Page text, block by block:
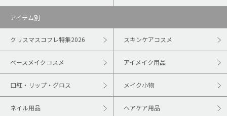
アイテム別
クリスマスコフレ特集2026 スキンケアコスメ
ベースメイクコスメ アイメイク用品
口紅・リップ・グロス メイク小物
ネイル用品 ヘアケア用品